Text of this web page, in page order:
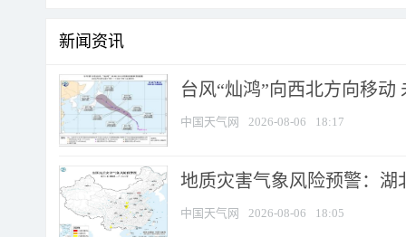
新闻资讯
台风“灿鸿”向西北方向移动
中国天气网 2026-08-06 18:17
地质灾害气象风险预警：湖
中国天气网 2026-08-06 18:05